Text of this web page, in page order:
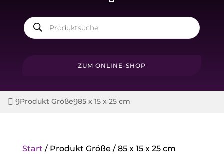
Products
search
ZUM ONLINE-SHOP
Produkt Größe 85 x 15 x 25 cm
Start / Produkt Größe / 85 x 15 x 25 cm